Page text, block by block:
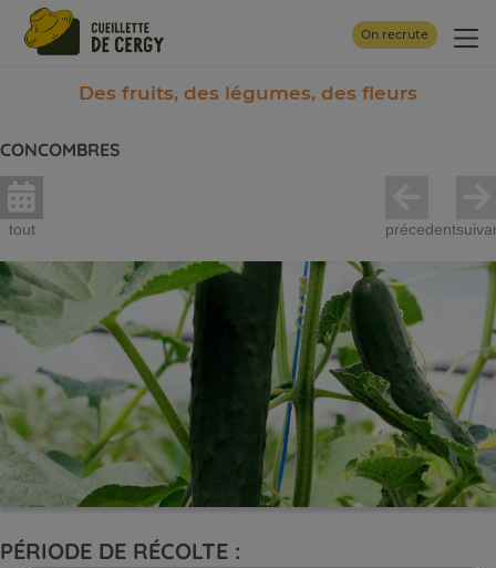
On recrute
Des fruits, des légumes, des fleurs
CONCOMBRES
tout précedent
PÉRIODE DE RÉCOLTE :
Panneau de gestion des cookies